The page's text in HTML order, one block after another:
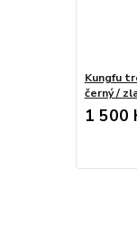
Kungfu
černý /
1 500